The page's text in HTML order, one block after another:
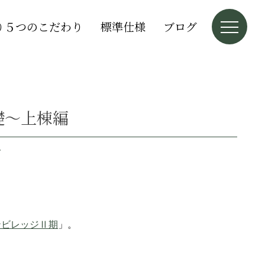
５つのこだわり 標準仕様 ブログ
上棟編
ビレッジⅡ期 」。